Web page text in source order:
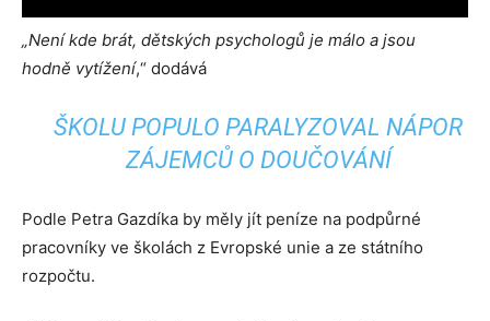
„Není kde brát, dětských psychologů je málo a jsou
hodně vytížení,“ dodává
ŠKOLU POPULO PARALYZOVAL NÁPOR
ZÁJEMCŮ O DOUČOVÁNÍ
Podle Petra Gazdíka by měly jít peníze na podpůrné
pracovníky ve školách z Evropské unie a ze státního
rozpočtu.